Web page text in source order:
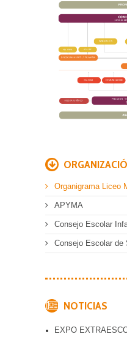
Organigrama Liceo
APYMA
Consejo Escolar
Consejo Escolar de
NOTICIAS
EXPO